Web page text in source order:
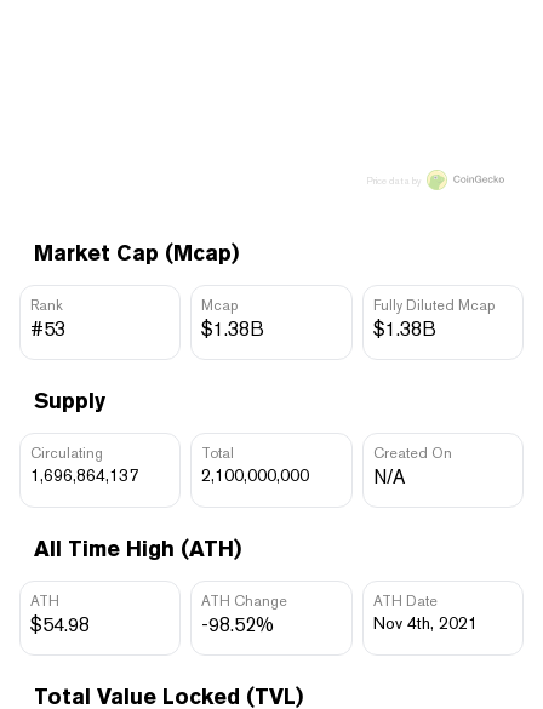
Market Cap (Mcap)
Rank
#53
Mcap
$1.38B
Fully Diluted Mcap
$1.38B
Supply
Circulating
1,696,864,137
Total
2,100,000,000
Created On
N/A
All Time High (ATH)
ATH
$54.98
ATH Change
-98.52%
ATH Date
Nov 4th, 2021
Total Value Locked (TVL)
Price data by